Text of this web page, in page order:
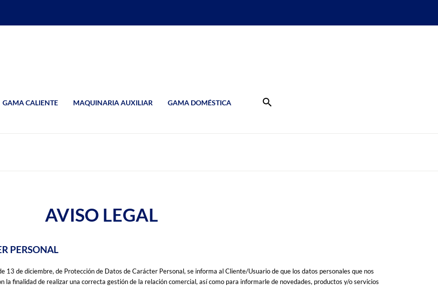
GAMA CALIENTE MAQUINARIA AUXILIAR GAMA DOMÉSTICA search
AVISO LEGAL
PERSONAL
de diciembre, de Protección de Datos de Carácter Personal, se informa al Cliente/Usuario de que los datos personales que nos
la finalidad de realizar una correcta gestión de la relación comercial, así como para informarle de novedades, productos y/o servicios